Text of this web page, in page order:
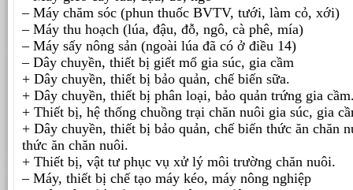
– Máy chăm sóc (phun thuốc BVTV, tưới, làm cỏ, xới)
– Máy thu hoạch (lúa, đậu, đỗ, ngô, cà phê, mía)
– Máy sấy nông sản (ngoài lúa đã có ở điều 14)
– Dây chuyền, thiết bị giết mổ gia súc, gia cầm
+ Dây chuyền, thiết bị bảo quản, chế biến sữa.
+ Dây chuyền, thiết bị phân loại, bảo quản trứng gia
+ Thiết bị, hệ thống chuồng trại chăn nuôi gia súc, gia
+ Dây chuyền, thiết bị bảo quản, chế biến thức ăn chăn
thức ăn chăn nuôi.
+ Thiết bị, vật tư phục vụ xử lý môi trường chăn nuôi.
– Máy, thiết bị chế tạo máy kéo, máy nông nghiệp